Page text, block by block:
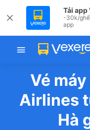
Tải app
-30k/
app
Vé
Airlines
Hà